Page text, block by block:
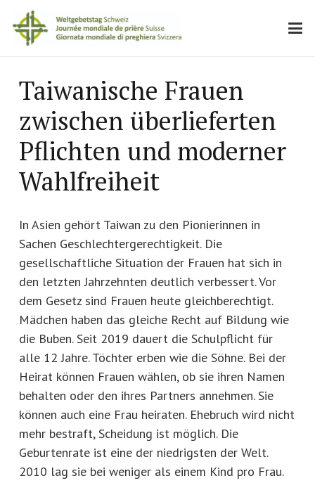
Taiwanische Frauen
zwischen überlieferten
Pflichten und moderner
Wahlfreiheit
In Asien gehört Taiwan zu den Pionierinnen in
Sachen Geschlechtergerechtigkeit. Die
gesellschaft­liche Situation der Frauen hat sich in
den letzten Jahrzehnten deutlich verbessert. Vor
dem Gesetz sind Frauen heute gleichberechtigt.
Mädchen haben das gleiche Recht auf Bildung wie
die Buben. Seit 2019 dauert die Schulpflicht für
alle 12 Jahre. Töchter erben wie die Söhne. Bei der
Heirat können Frauen wählen, ob sie ihren Namen
behalten oder den ihres Partners annehmen. Sie
können auch eine Frau heiraten. Ehebruch wird nicht
mehr bestraft, Scheidung ist möglich. Die
Geburtenrate ist eine der niedrigsten der Welt.
2010 lag sie bei weniger als einem Kind pro Frau.